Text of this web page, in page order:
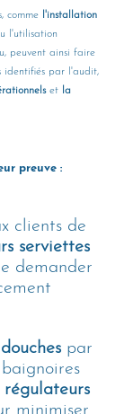
comme l'installation
l'utilisation
peuvent ainsi faire
identifiés par l'audit,
et la
preuve :
clients de
serviettes
demander
par
régulateurs